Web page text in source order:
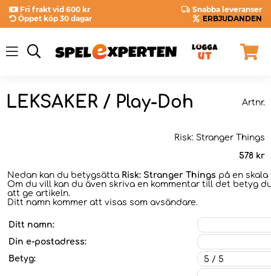
Fri frakt vid 600 kr
Snabba leveranser
Öppet köp 30 dagar
ERBJUDANDEN
LEKSAKER / Play-Doh Artnr.
Risk: Stranger Things
578 kr
Nedan kan du betygsätta Risk: Stranger Things på en skala
Om du vill kan du även skriva en kommentar till det betyg
att ge artikeln.
Ditt namn kommer att visas som avsändare.
Ditt namn:
Din e-postadress:
Betyg: